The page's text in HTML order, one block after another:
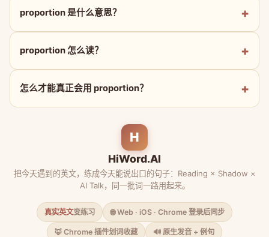
proportion 是什么意思？
proportion 怎么读？
怎么才能真正会用 proportion？
H
HiWord.AI
把今天遇到的英文，练成今天能说出口的句子：Reading × Shadow ×
AI Talk，同一批词一路用起来。
真实英文变练习 🌐 Web · iOS · Chrome 登录后同步
🦊 Chrome 插件划词收藏 🔊 原生发音 + 例句